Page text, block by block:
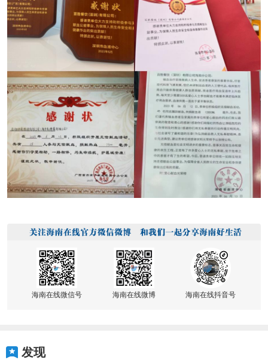
海南在线微信号 海南在线微博 海南在线抖音号
发现